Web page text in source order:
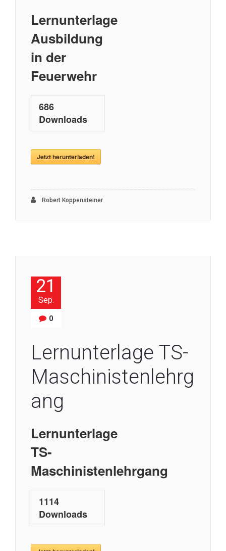
Lernunterlage
Ausbildung
in der
Feuerwehr
686
Downloads
Jetzt herunterladen!
Robert Koppensteiner
21
Sep.
0
Lernunterlage TS-
Maschinistenlehrg
ang
Lernunterlage
TS-
Maschinistenlehrgang
1114
Downloads